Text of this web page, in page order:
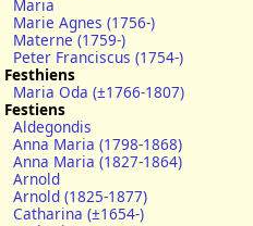
Maria
Marie Agnes (1756-)
Materne (1759-)
Peter Franciscus (1754-)
Festhiens
Maria Oda (±1766-1807)
Festiens
Aldegondis
Anna Maria (1798-1868)
Anna Maria (1827-1864)
Arnold
Arnold (1825-1877)
Catharina (±1654-)